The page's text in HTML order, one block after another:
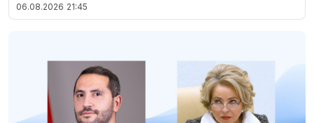
06.08.2026 21:45